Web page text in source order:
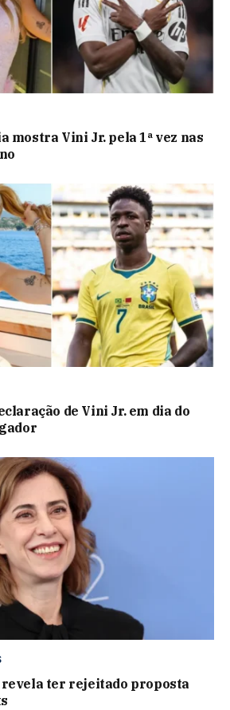
mostra Vini Jr. pela 1ª vez nas
de Vini Jr. em dia do
ter rejeitado proposta